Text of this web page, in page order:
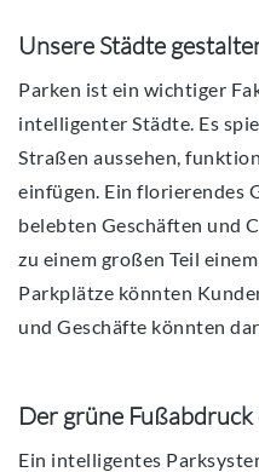
Unsere Städte
Parken ist ein wichtiger
intelligenter Städte. Es
Straßen aussehen,
einfügen. Ein florierendes
belebten Geschäften und
zu einem großen Teil
Parkplätze könnten
und Geschäfte könnten
Der grüne Fußabdruck
Ein intelligentes